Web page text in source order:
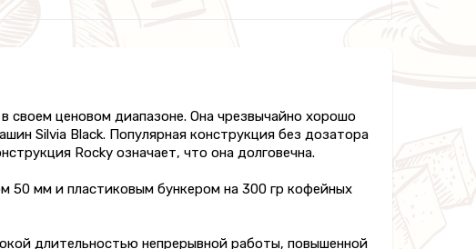
своем ценовом диапазоне. Она чрезвычайно хорошо
Silvia Black. Популярная конструкция без дозатора
Rocky означает, что она долговечна.
мм и пластиковым бункером на 300 гр кофейных
длительностью непрерывной работы, повышенной